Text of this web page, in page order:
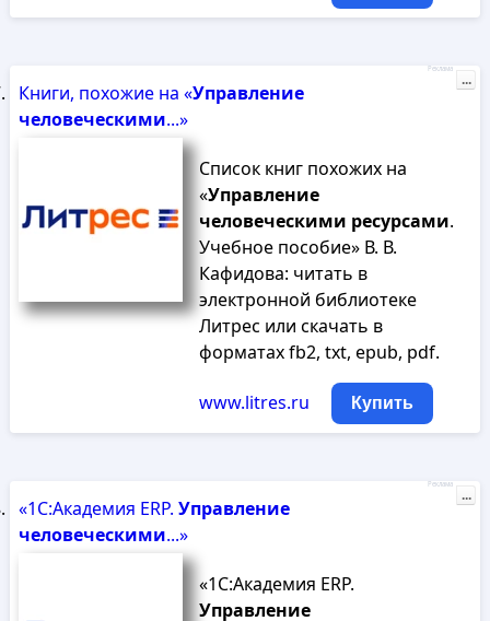
Книги, похожие на «Управление
человеческими...»
Список книг похожих на
«Управление
человеческими ресурсами.
Учебное пособие» В. В.
Кафидова: читать в
электронной библиотеке
Литрес или скачать в
форматах fb2, txt, epub, pdf.
www.litres.ru Купить
Реклама
...
«1С:Академия ERP. Управление
человеческими...»
«1С:Академия ERP.
Управление
Реклама
...